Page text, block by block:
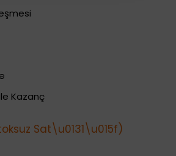
Kazanç
Sat\u0131\u015f)